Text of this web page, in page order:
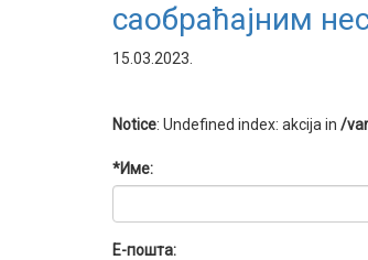
саобраћајним
15.03.2023.
Notice: Undefined index: akcija in /
*Име:
Е-пошта: